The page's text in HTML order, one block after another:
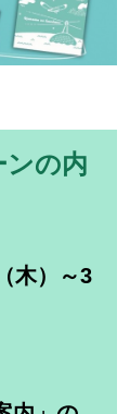
ンの内
木）～3